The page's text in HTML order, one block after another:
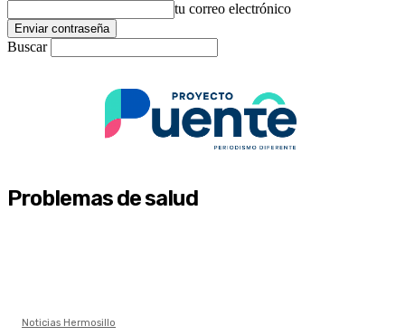
tu correo electrónico
Buscar
Problemas de salud
Noticias Hermosillo